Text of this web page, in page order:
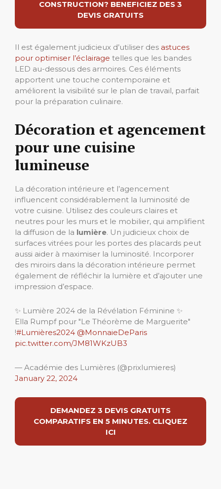
CONSTRUCTION? BENEFICIEZ DES 3
DEVIS GRATUITS
Il est également judicieux d’utiliser des astuces
pour optimiser l’éclairage telles que les bandes
LED au-dessous des armoires. Ces éléments
apportent une touche contemporaine et
améliorent la visibilité sur le plan de travail, parfait
pour la préparation culinaire.
Décoration et agencement
pour une cuisine
lumineuse
La décoration intérieure et l’agencement
influencent considérablement la luminosité de
votre cuisine. Utilisez des couleurs claires et
neutres pour les murs et le mobilier, qui amplifient
la diffusion de la lumière. Un judicieux choix de
surfaces vitrées pour les portes des placards peut
aussi aider à maximiser la luminosité. Incorporer
des miroirs dans la décoration intérieure permet
également de réfléchir la lumière et d’ajouter une
impression d’espace.
✨ Lumière 2024 de la Révélation Féminine ✨
Ella Rumpf pour "Le Théorème de Marguerite"
!#Lumières2024 @MonnaieDeParis
pic.twitter.com/JM81WKzUB3
— Académie des Lumières (@prixlumieres)
January 22, 2024
DEMANDEZ 3 DEVIS GRATUITS
COMPARATIFS EN 5 MINUTES. CLIQUEZ
ICI